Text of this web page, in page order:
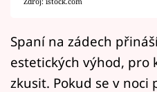
Mámy sobě
Spaní na zádech
estetických výhod, pro
zkusit. Pokud se v